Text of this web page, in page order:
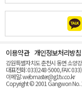
이용약관 개인정보처리방침
강원특별자치도 춘천시 동면 소양
대표전화: 033)248-5000, FAX:
이메일: webmaster@g1tv.co.kr
Copyright © 2001 Gangwon No.